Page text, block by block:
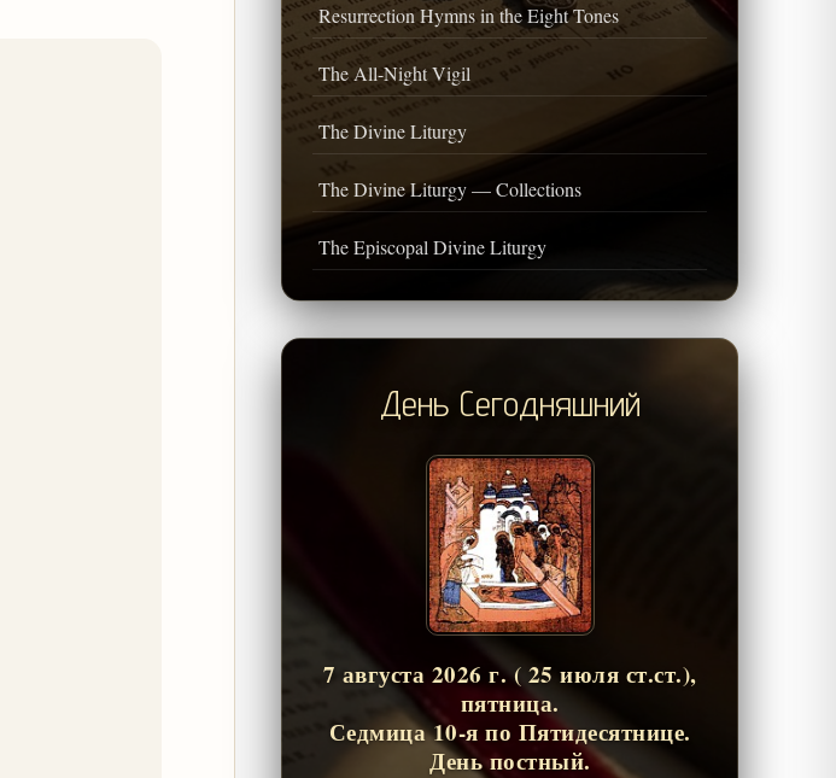
Resurrection Hymns in the Eight Tones
The All-Night Vigil
The Divine Liturgy
The Divine Liturgy — Collections
The Episcopal Divine Liturgy
День Сегодняшний
7 августа 2026 г. ( 25 июля ст.ст.),
пятница.
Седмица 10-я по Пятидесятнице.
День постный.